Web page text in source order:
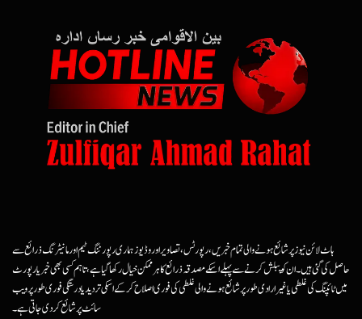
ہاٹ لائن نیوز پر شائع ہونے والی تمام خبریں، رپورٹس، تصاویر اور وڈیوز ہماری رپورٹنگ ٹیم اور مانیٹرنگ ذرائع سے
حاصل کی گئی ہیں۔ ان کو پبلش کرنے سے پہلے اسکے مصدقہ ذرائع کا ہرممکن خیال رکھا گیا ہے، تاہم کسی بھی خبر یا رپورٹ
میں ٹائپنگ کی غلطی یا غیرارادی طور پر شائع ہونے والی غلطی کی فوری اصلاح کرکے اسکی تردید یا درستگی فوری طور پر ویب
سائٹ پر شائع کردی جاتی ہے۔